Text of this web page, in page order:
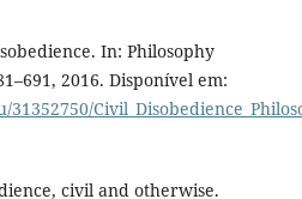
In: Philosophy
2016. Disponível em:
civil and otherwise.